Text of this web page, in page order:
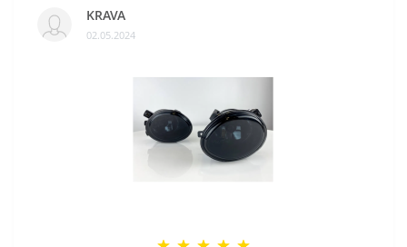
KRAVA
02.05.2024